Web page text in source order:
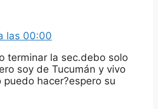
las 00:00
terminar la sec.debo solo
soy de Tucumán y vivo
puedo hacer?espero su